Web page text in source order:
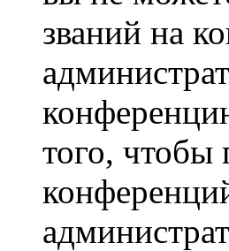
званий на
того, чтобы